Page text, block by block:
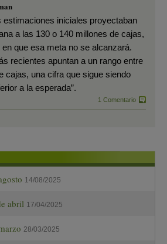
estimaciones iniciales proyectaban
a las 130 o 140 millones de cajas,
que esa meta no se alcanzará.
recientes apuntan a un rango entre
cajas, una cifra que sigue siendo
a la esperada”.
1 Comentario
14/08/2025
abril 17/04/2025
28/03/2025